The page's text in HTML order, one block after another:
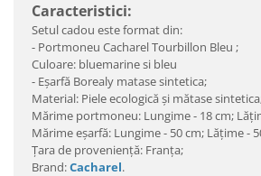
Caracteristici:
Setul cadou este format din:
- Portmoneu CacharelTourbillon Bleu ;
Culoare: bluemarine si bleu
- Eşarfă Borealy matase sintetica;
Material: Piele ecologică şi mătase
Mărime portmoneu: Lungime - 18 cm;
Mărime eşarfă: Lungime - 50 cm; Lăţime -
Ţara de provenienţă: Franţa;
Brand:Cacharel.